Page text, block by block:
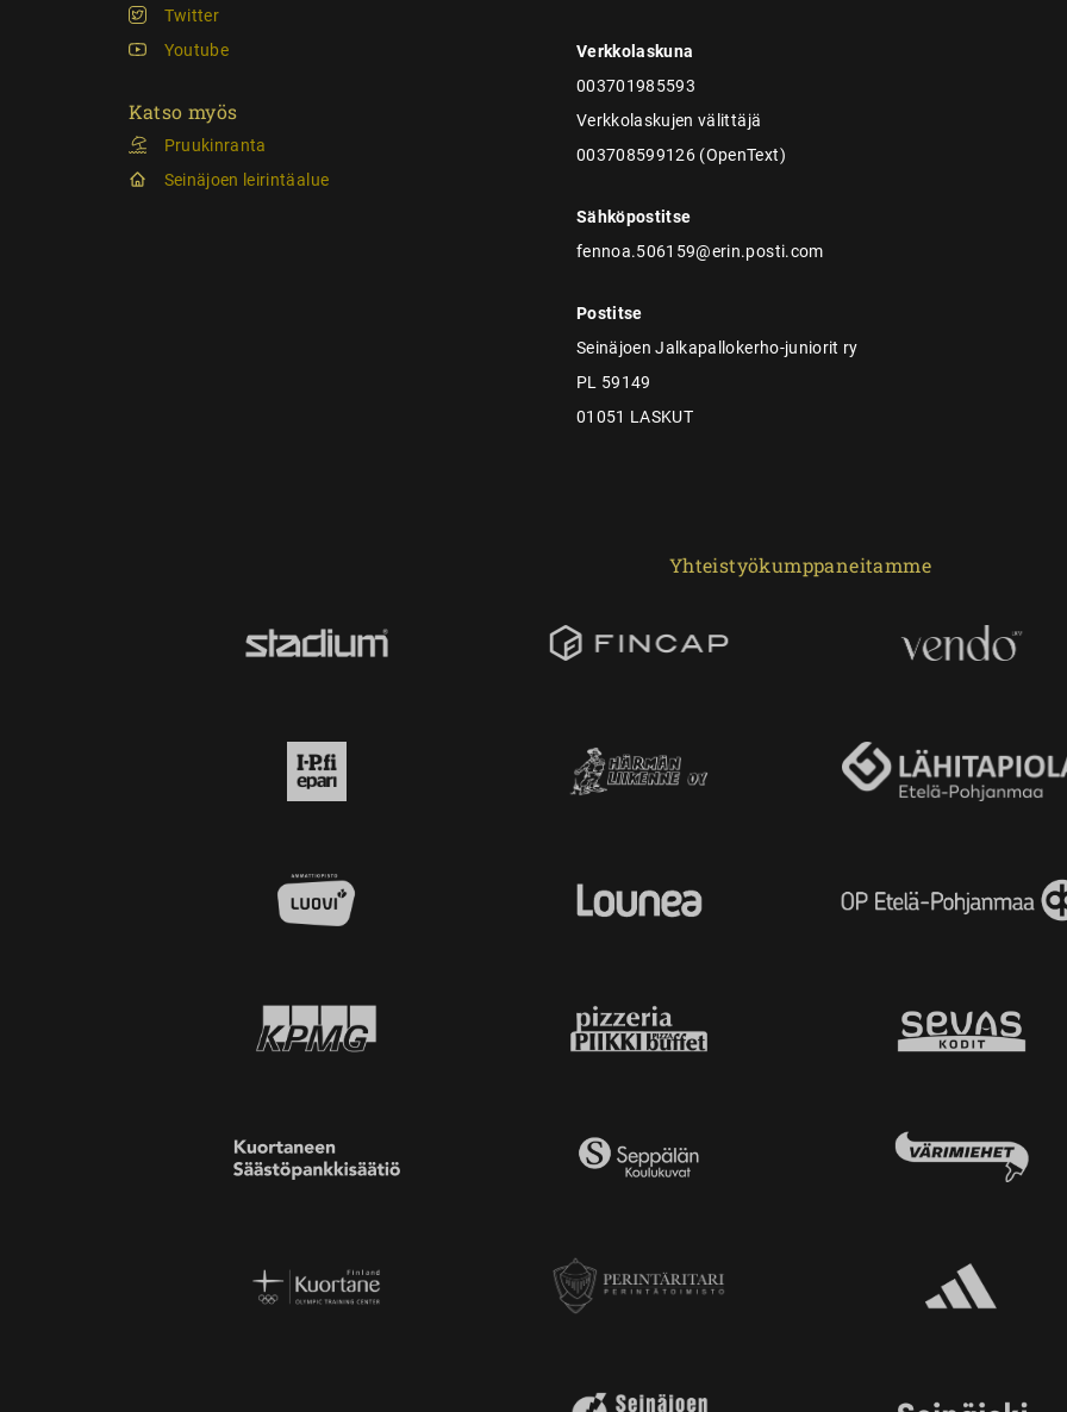
Twitter
Youtube
Katso myös
Pruukinranta
Seinäjoen leirintäalue
Verkkolaskuna
003701985593
Verkkolaskujen välittäjä
003708599126 (OpenText)
Sähköpostitse
fennoa.506159@erin.posti.com
Postitse
Seinäjoen Jalkapallokerho-juniorit ry
PL 59149
01051 LASKUT
Yhteistyökumppaneitamme